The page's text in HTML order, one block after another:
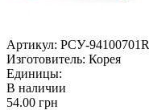
Артикул: РСУ-94100701R
Изготовитель: Корея
Единицы:
В наличии
54.00 грн